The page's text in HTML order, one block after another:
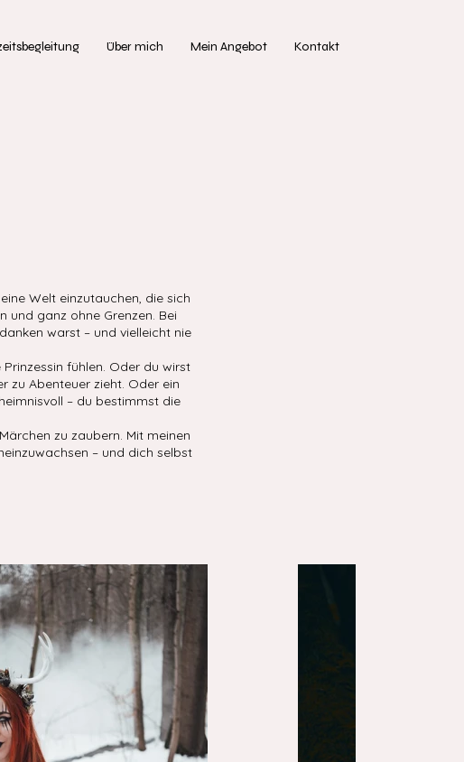
Über mich Mein Angebot Kontakt
Welt einzutauchen, die sich
und ganz ohne Grenzen. Bei
warst – und vielleicht nie
fühlen. Oder du wirst
zu Abenteuer zieht. Oder ein
– du bestimmst die
zu zaubern. Mit meinen
– und dich selbst